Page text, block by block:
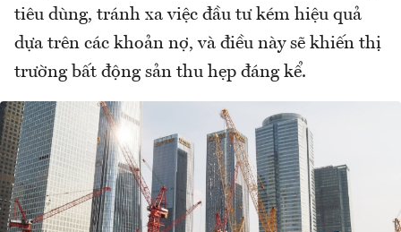
tiêu dùng, tránh xa việc đầu tư kém hiệu quả
dựa trên các khoản nợ, và điều này sẽ khiến thị
trường bất động sản thu hẹp đáng kể.